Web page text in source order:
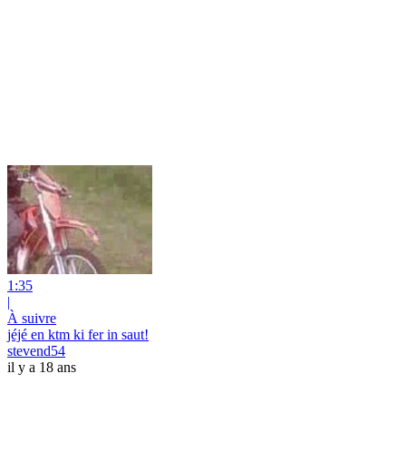
1:35
|
À suivre
jéjé en ktm ki fer in saut!
stevend54
il y a 18 ans